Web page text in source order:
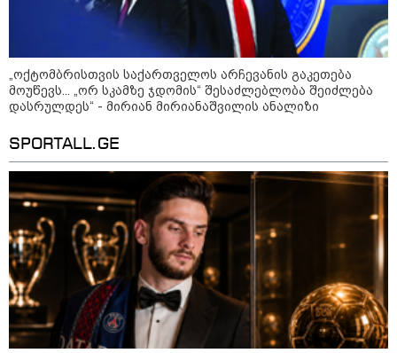
10:52 / 06-08-2026
ვაშინგტონს რაკეტების დეფიციტი აქვს? -
მედიის ცნობით, დონალდ ტრამპი პიტ
ჰეგსეთს დაუპირისპირდა: დეტალები
„ოქტომბრისთვის საქართველოს არჩევანის გაკეთება
მოუწევს... „ორ სკამზე ჯდომის“ შესაძლებლობა შეიძლება
დასრულდეს“ - მირიან მირიანაშვილის ანალიზი
SPORTALL.GE